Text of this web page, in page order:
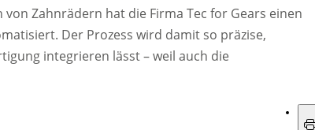
Zahnrädern hat die Firma Tec for Gears einen
Der Prozess wird damit so präzise,
integrieren lässt – weil auch die